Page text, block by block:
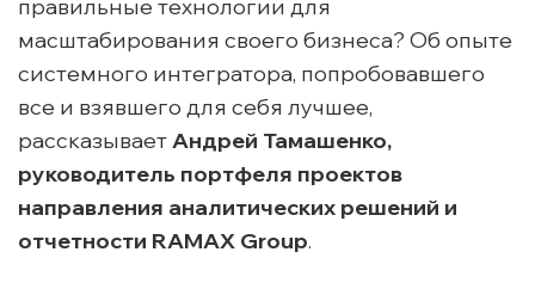
правильные технологии для
масштабирования своего бизнеса? Об опыте
системного интегратора, попробовавшего
все и взявшего для себя лучшее,
рассказываетАндрей Тамашенко,
руководитель портфеля проектов
направления аналитических решений и
отчетности RAMAX Group.